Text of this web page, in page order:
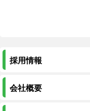
採用情報
会社概要